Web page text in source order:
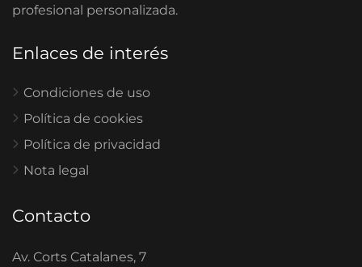
profesional personalizada.
Enlaces de interés
Condiciones de uso
Política de cookies
Política de privacidad
Nota legal
Contacto
Av. Corts Catalanes, 7